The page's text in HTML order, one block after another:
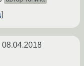
08.04.2018